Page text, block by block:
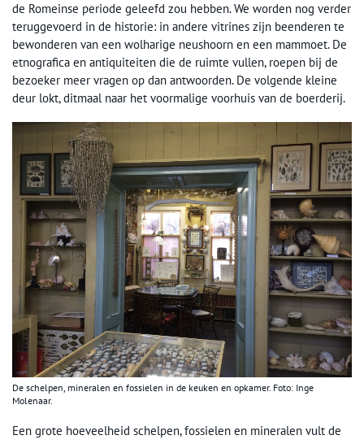
de Romeinse periode geleefd zou hebben. We worden nog verder
teruggevoerd in de historie: in andere vitrines zijn beenderen te
bewonderen van een wolharige neushoorn en een mammoet. De
etnografica en antiquiteiten die de ruimte vullen, roepen bij de
bezoeker meer vragen op dan antwoorden. De volgende kleine
deur lokt, ditmaal naar het voormalige voorhuis van de boerderij.
De schelpen, mineralen en fossielen in de keuken en opkamer. Foto: Inge
Molenaar.
Een grote hoeveelheid schelpen, fossielen en mineralen vult de